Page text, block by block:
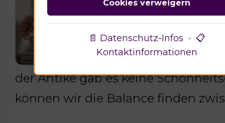
der Antike gab es keine
können wir die Balance finden
Cookies verweigern
📄 Datenschutz-Infos • 📋
Kontaktinformationen